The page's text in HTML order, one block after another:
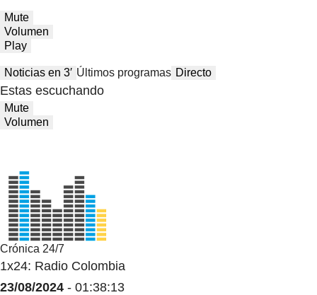
Mute
Volumen
Play
Noticias en 3′ Últimos programas Directo
Estas escuchando
Mute
Volumen
Crónica 24/7
1x24: Radio Colombia
23/08/2024 - 01:38:13